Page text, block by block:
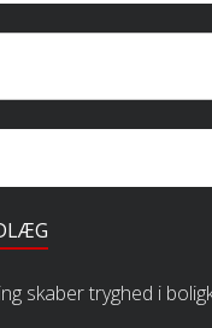
skaber tryghed i